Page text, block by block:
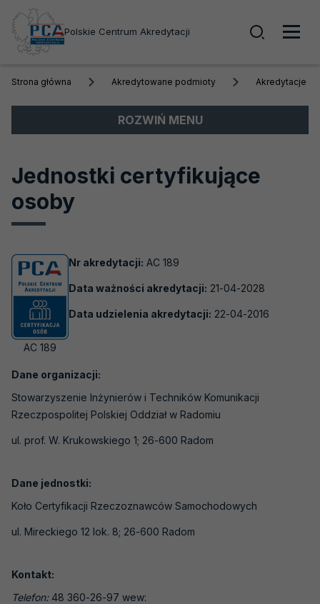
Polskie Centrum Akredytacji
Strona główna Akredytowane podmioty Akredytacje
ROZWIŃ MENU
Obszary akredytacji
Akredytowane podmioty
Biobanki
Laboratoria badawcze
Laboratoria medyczne
Laboratoria wzorcujące
Jednostki certyfikujące osoby
Jednostki certyfikujące systemy
zarządzania
Jednostki certyfikujące wyroby, procesy i
Jednostki inspekcyjne
Jednostki weryfikujące i walidujące
Organizatorzy badań biegłości
Weryfikatorzy EMAS
Jednostki certyfikujące
osoby
AC 189
Nr akredytacji: AC 189
Data ważności akredytacji: 21-04-2028
Data udzielenia akredytacji: 22-04-2016
Dane organizacji:
Stowarzyszenie Inżynierów i Techników Komunikacji
Rzeczpospolitej Polskiej Oddział w Radomiu
ul. prof. W. Krukowskiego 1; 26-600 Radom
Dane jednostki:
Koło Certyfikacji Rzeczoznawców Samochodowych
ul. Mireckiego 12 lok. 8; 26-600 Radom
Kontakt:
Telefon:48 360-26-97 wew: